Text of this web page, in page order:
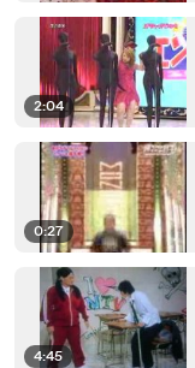
2:04
0:27
4:45